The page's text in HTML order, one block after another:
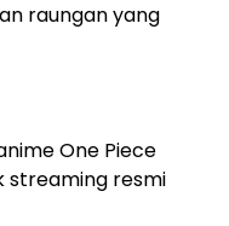
raungan yang
One Piece
streaming resmi